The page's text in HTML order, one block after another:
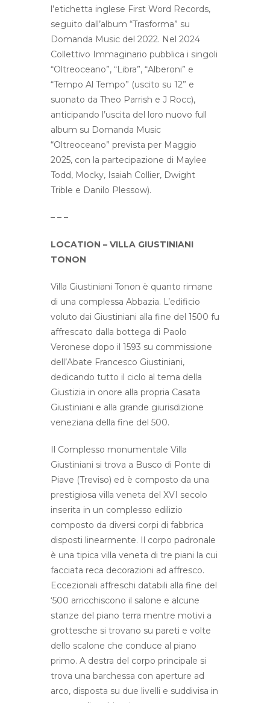
l’etichetta inglese First Word Records,
seguito dall’album “Trasforma” su
Domanda Music del 2022. Nel 2024
Collettivo Immaginario pubblica i singoli
“Oltreoceano”, “Libra”, “Alberoni” e
“Tempo Al Tempo” (uscito su 12” e
suonato da Theo Parrish e J Rocc),
anticipando l’uscita del loro nuovo full
album su Domanda Music
“Oltreoceano” prevista per Maggio
2025, con la partecipazione di Maylee
Todd, Mocky, Isaiah Collier, Dwight
Trible e Danilo Plessow).
– – –
LOCATION – VILLA GIUSTINIANI
TONON
Villa Giustiniani Tonon è quanto rimane
di una complessa Abbazia. L’edificio
voluto dai Giustiniani alla fine del 1500 fu
affrescato dalla bottega di Paolo
Veronese dopo il 1593 su commissione
dell’Abate Francesco Giustiniani,
dedicando tutto il ciclo al tema della
Giustizia in onore alla propria Casata
Giustiniani e alla grande giurisdizione
veneziana della fine del 500.
Il Complesso monumentale Villa
Giustiniani si trova a Busco di Ponte di
Piave (Treviso) ed è composto da una
prestigiosa villa veneta del XVI secolo
inserita in un complesso edilizio
composto da diversi corpi di fabbrica
disposti linearmente. Il corpo padronale
è una tipica villa veneta di tre piani la cui
facciata reca decorazioni ad affresco.
Eccezionali affreschi databili alla fine del
‘500 arricchiscono il salone e alcune
stanze del piano terra mentre motivi a
grottesche si trovano su pareti e volte
dello scalone che conduce al piano
primo. A destra del corpo principale si
trova una barchessa con aperture ad
arco, disposta su due livelli e suddivisa in